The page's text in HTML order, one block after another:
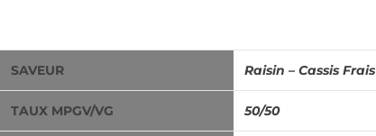
SAVEUR Raisin – Cassis Frais
TAUX MPGV/VG 50/50